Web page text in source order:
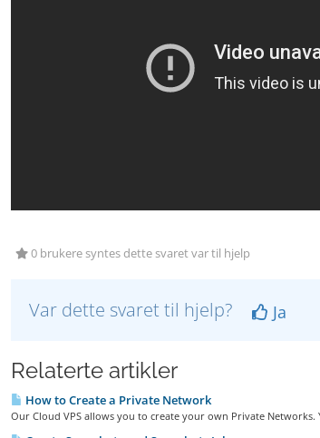
0 brukere syntes dette svaret var til hjelp
Var dette svaret til hjelp? Ja
Relaterte artikler
How to Create a Private Network
Our Cloud VPS allows you to create your own Private Networks.